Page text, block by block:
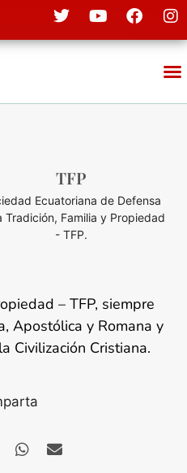
TFP
Ecuatoriana de Defensa
Tradición, Familia y Propiedad
- TFP.
– TFP, siempre
Apostólica y Romana y
Civilización Cristiana.